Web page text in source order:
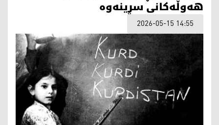
هەوڵەکانی سڕینەوە
2026-05-15 14:55